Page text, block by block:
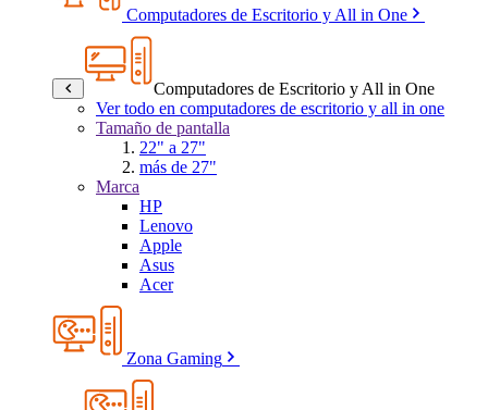
Computadores de Escritorio y All in One
Computadores de Escritorio y All in One
Ver todo en computadores de escritorio y all in one
Tamaño de pantalla
22" a 27"
más de 27"
Marca
HP
Lenovo
Apple
Asus
Acer
Zona Gaming